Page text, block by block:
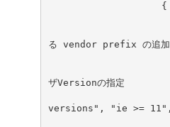
{
る vendor prefix の追
ザVersionの指定
versions" , "ie >= 11" ,